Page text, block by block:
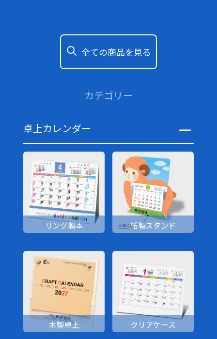
全ての商品を見る
カテゴリー
卓上カレンダー
リング製本 紙製スタンド
木製卓上 クリアケース